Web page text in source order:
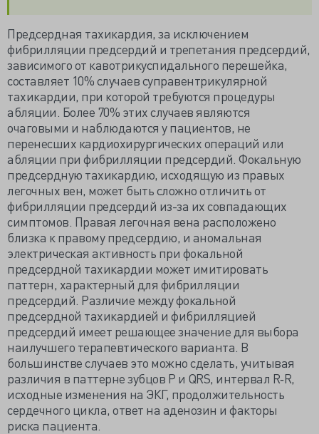
Предсердная тахикардия, за исключением
фибрилляции предсердий и трепетания предсердий,
зависимого от кавотрикуспидального перешейка,
составляет 10% случаев суправентрикулярной
тахикардии, при которой требуются процедуры
абляции. Более 70% этих случаев являются
очаговыми и наблюдаются у пациентов, не
перенесших кардиохирургических операций или
абляции при фибрилляции предсердий. Фокальную
предсердную тахикардию, исходящую из правых
легочных вен, может быть сложно отличить от
фибрилляции предсердий из-за их совпадающих
симптомов. Правая легочная вена расположено
близка к правому предсердию, и аномальная
электрическая активность при фокальной
предсердной тахикардии может имитировать
паттерн, характерный для фибрилляции
предсердий. Различие между фокальной
предсердной тахикардией и фибрилляцией
предсердий имеет решающее значение для выбора
наилучшего терапевтического варианта. В
большинстве случаев это можно сделать, учитывая
различия в паттерне зубцов P и QRS, интервал R‐R,
исходные изменения на ЭКГ, продолжительность
сердечного цикла, ответ на аденозин и факторы
риска пациента.